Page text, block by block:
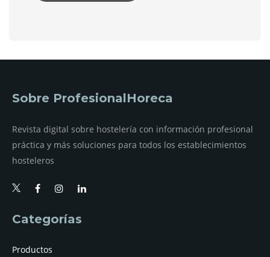
Sobre ProfesionalHoreca
Revista digital sobre hostelería con información profesional
práctica y más soluciones para todos los establecimientos
hosteleros
Categorías
Productos